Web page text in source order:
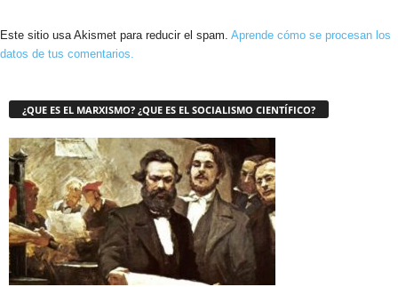
Este sitio usa Akismet para reducir el spam. Aprende cómo se procesan los
datos de tus comentarios.
¿QUE ES EL MARXISMO? ¿QUE ES EL SOCIALISMO CIENTÍFICO?